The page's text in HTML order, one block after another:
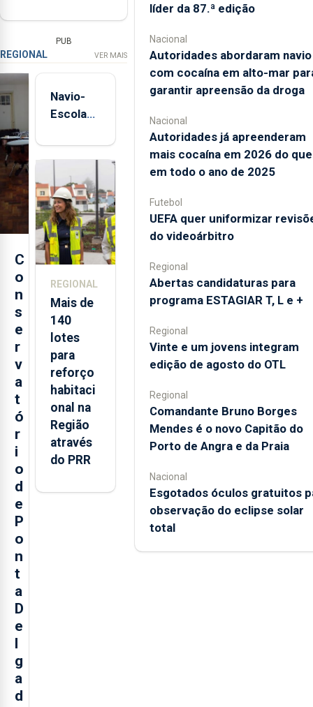
PUB
REGIONAL VER MAIS
C
o
n
s
e
r
v
a
t
ó
r
i
o
d
e
P
o
n
t
a
D
e
l
g
a
d
Navio-
Escola
está de
aos
Açores
REGIONAL
Mais de
140
lotes
para
reforço
habitaci
onal na
Região
através
do PRR
líder da 87.ª edição
Nacional
Autoridades abordaram navio
com cocaína em alto-mar
garantir apreensão da droga
Nacional
Autoridades já apreenderam
mais cocaína em 2026 do que
em todo o ano de 2025
Futebol
UEFA quer uniformizar
do videoárbitro
Regional
Abertas candidaturas para
programa ESTAGIAR T, L e +
Regional
Vinte e um jovens integram
edição de agosto do OTL
Regional
Comandante Bruno Borges
Mendes é o novo Capitão do
Porto de Angra e da Praia
Nacional
Esgotados óculos gratuitos
observação do eclipse solar
total